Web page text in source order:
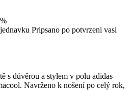
Pripsano po potvrzeni vasi
s důvěrou a stylem v polu adidas
Navrženo k nošení po celý rok,